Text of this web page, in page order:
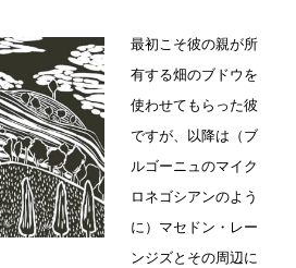
最初こそ彼の親が所
有する畑のブドウを
使わせてもらった彼
ですが、以降は（ブ
ルゴーニュのマイク
ロネゴシアンのよう
に）マセドン・レー
ンジズとその周辺に